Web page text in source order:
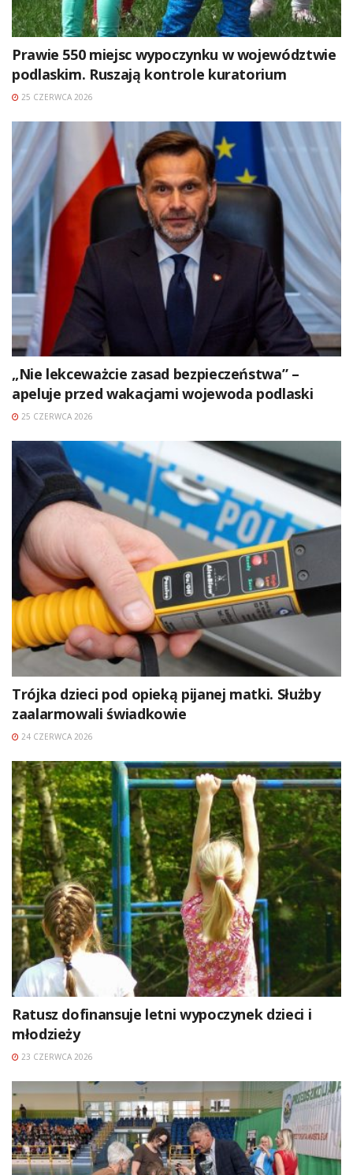
Prawie 550 miejsc wypoczynku w województwie
podlaskim. Ruszają kontrole kuratorium
25 CZERWCA 2026
„Nie lekceważcie zasad bezpieczeństwa” –
apeluje przed wakacjami wojewoda podlaski
25 CZERWCA 2026
Trójka dzieci pod opieką pijanej matki. Służby
zaalarmowali świadkowie
24 CZERWCA 2026
Ratusz dofinansuje letni wypoczynek dzieci i
młodzieży
23 CZERWCA 2026